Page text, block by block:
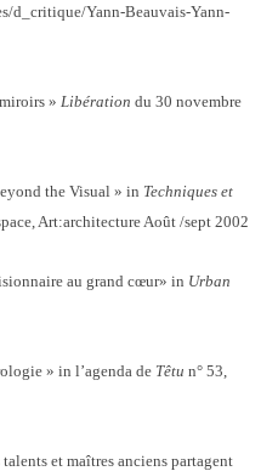
d_critique/Yann-Beauvais-Yann-
» Libération du 30 novembre
the Visual » in Techniques et
Art:architecture Août /sept 2002
au grand cœur» in Urban
» in l’agenda de Têtu n° 53,
et maîtres anciens partagent